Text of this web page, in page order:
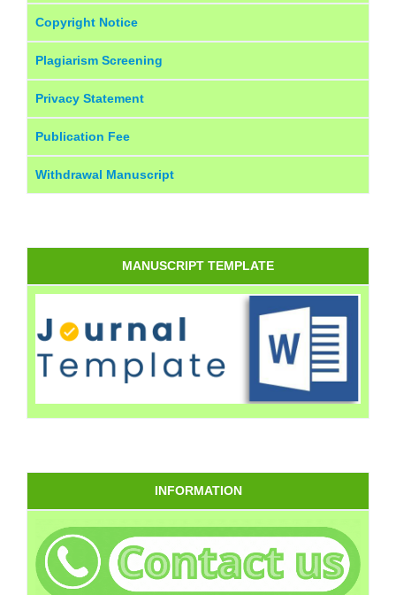
Copyright Notice
Plagiarism Screening
Privacy Statement
Publication Fee
Withdrawal Manuscript
MANUSCRIPT TEMPLATE
INFORMATION